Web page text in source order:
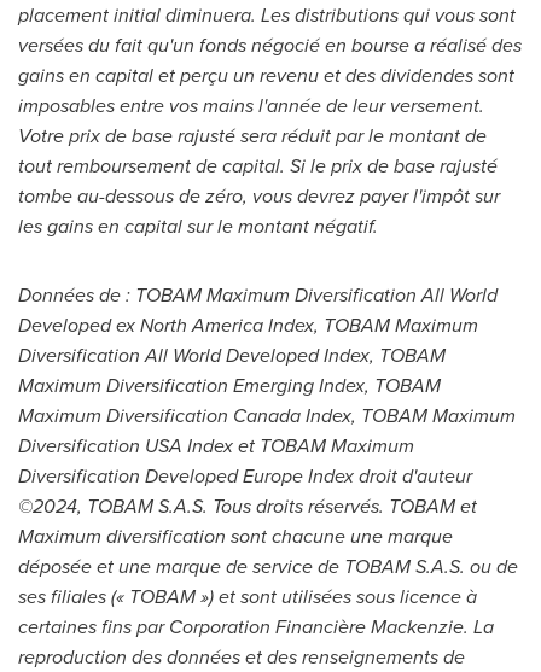
placement initial diminuera. Les distributions qui vous sont
versées du fait qu'un fonds négocié en bourse a réalisé des
gains en capital et perçu un revenu et des dividendes sont
imposables entre vos mains l'année de leur versement.
Votre prix de base rajusté sera réduit par le montant de
tout remboursement de capital. Si le prix de base rajusté
tombe au-dessous de zéro, vous devrez payer l'impôt sur
les gains en capital sur le montant négatif.
Données de : TOBAM Maximum Diversification All World
Developed ex North America Index, TOBAM Maximum
Diversification All World Developed Index, TOBAM
Maximum Diversification Emerging Index, TOBAM
Maximum Diversification Canada Index, TOBAM Maximum
Diversification USA Index et TOBAM Maximum
Diversification Developed Europe Index droit d'auteur
©2024, TOBAM S.A.S. Tous droits réservés. TOBAM et
Maximum diversification sont chacune une marque
déposée et une marque de service de TOBAM S.A.S. ou de
ses filiales (« TOBAM ») et sont utilisées sous licence à
certaines fins par Corporation Financière Mackenzie. La
reproduction des données et des renseignements de